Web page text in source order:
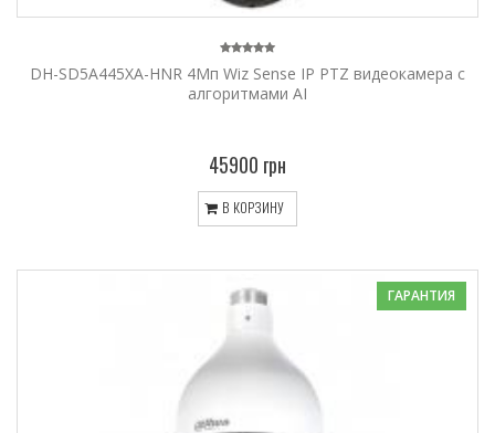
DH-SD5A445XA-HNR 4Мп Wiz Sense IP PTZ видеокамера с
алгоритмами AI
45900 грн
В КОРЗИНУ
ГАРАНТИЯ